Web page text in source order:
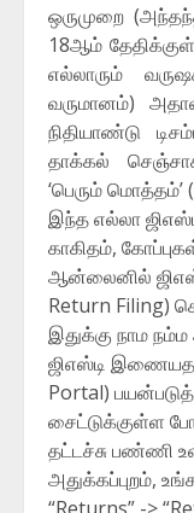
ஒருமுறை
18ஆம்
எல்லாரும்
வருமானம்)
நிதியாண்டு
தாக்கல்
‘பெரும் மொத்தம்’
இந்த எல்லா
காகிதம்,
ஆன்லைனில்
Return Filing)
இதுக்கு நாம
ஜிஎஸ்டி
Portal)
சைட்டுக்குள்ள
தட்டச்சு பண்ணி
அதுக்கப்புறம்,